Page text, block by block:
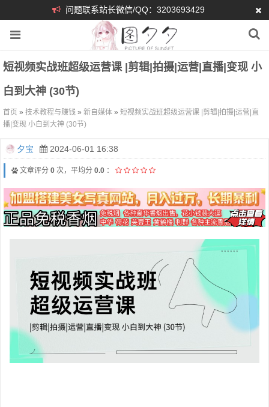
问题联系站长微信/QQ：3203693429
短视频实战班超级运营课 |剪辑|拍摄|运营|直播|变现 小
白到大神 (30节)
首页 » 技术教程与赚钱 » 新自媒体 » 短视频实战班超级运营课 |剪辑|拍摄|运营|直
播|变现 小白到大神 (30节)
夕宝 2024-06-01 16:38
文章评分 0 次，平均分 0.0 ：